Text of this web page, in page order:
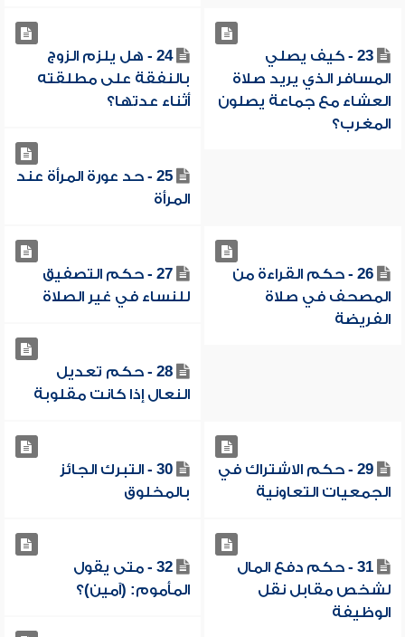
23 - كيف يصلي
المسافر الذي يريد صلاة
العشاء مع جماعة يصلون
المغرب؟
24 - هل يلزم الزوج
بالنفقة على مطلقته
أثناء عدتها؟
25 - حد عورة المرأة عند
المرأة
26 - حكم القراءة من
المصحف في صلاة
الفريضة
27 - حكم التصفيق
للنساء في غير الصلاة
28 - حكم تعديل
النعال إذا كانت مقلوبة
29 - حكم الاشتراك في
الجمعيات التعاونية
30 - التبرك الجائز
بالمخلوق
31 - حكم دفع المال
لشخص مقابل نقل
الوظيفة
32 - متى يقول
المأموم: (آمين)؟